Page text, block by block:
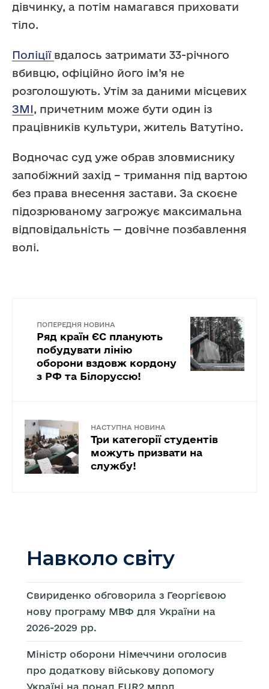
дівчинку, а потім намагався приховати
тіло.
Поліції вдалось затримати 33-річного
вбивцю, офіційно його ім’я не
розголошують. Утім за даними місцевих
ЗМІ, причетним може бути один із
працівників культури, житель Ватутіно.
Водночас суд уже обрав зловмиснику
запобіжний захід – тримання під вартою
без права внесення застави. За скоєне
підозрюваному загрожує максимальна
відповідальність — довічне позбавлення
волі.
ПОПЕРЕДНЯ НОВИНА
Ряд країн ЄС планують
побудувати лінію
оборони вздовж кордону
з РФ та Білоруссю!
НАСТУПНА НОВИНА
Три категорії студентів
можуть призвати на
службу!
Навколо світу
Свириденко обговорила з Георгієвою
нову програму МВФ для України на
2026-2029 рр.
Міністр оборони Німеччини оголосив
про додаткову військову допомогу
Україні на понад EUR2 млрд